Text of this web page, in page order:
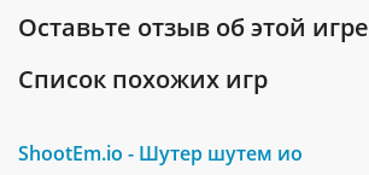
Оставьте отзыв об этой игре
Список похожих игр
ShootEm.io - Шутер шутем ио